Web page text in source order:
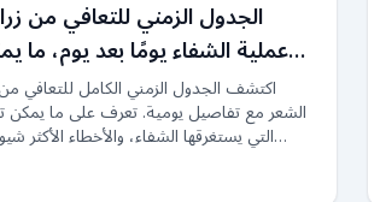
الجدول الزمني للتعافي من
عملية الشفاء يومًا بعد يوم، ما
والأخطاء التي يجب تجنبها (دليل 2026)
اكتشف الجدول الزمني الكامل للتعافي
الشعر مع تفاصيل يومية. تعرف على ما يمكن
التي يستغرقها الشفاء، والأخطاء الأكثر